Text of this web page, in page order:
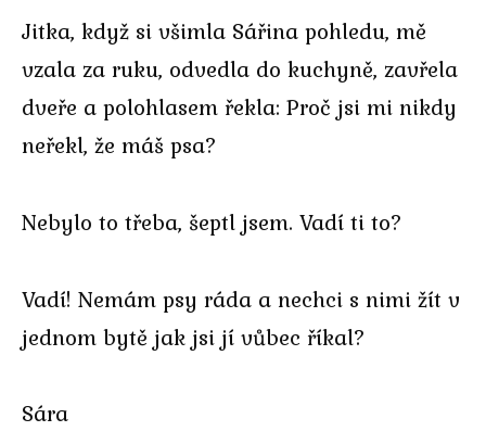
Jitka, když si všimla Sářina pohledu, mě
vzala za ruku, odvedla do kuchyně, zavřela
dveře a polohlasem řekla: Proč jsi mi nikdy
neřekl, že máš psa?
Nebylo to třeba, šeptl jsem. Vadí ti to?
Vadí! Nemám psy ráda a nechci s nimi žít v
jednom bytě jak jsi jí vůbec říkal?
Sára